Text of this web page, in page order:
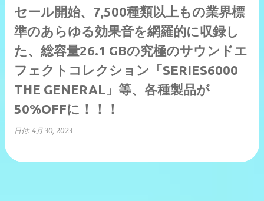
セール開始、7,500種類以上もの業界標
準のあらゆる効果音を網羅的に収録し
た、総容量26.1 GBの究極のサウンドエ
フェクトコレクション「SERIES6000
THE GENERAL」等、各種製品が
50%OFFに！！！
日付: 4月 30, 2023